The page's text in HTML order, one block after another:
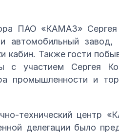
ПАО «КАМАЗ»
автомобильный
кабин. Также гости
с участием Сергея
промышленности и
технический центр
делегации было